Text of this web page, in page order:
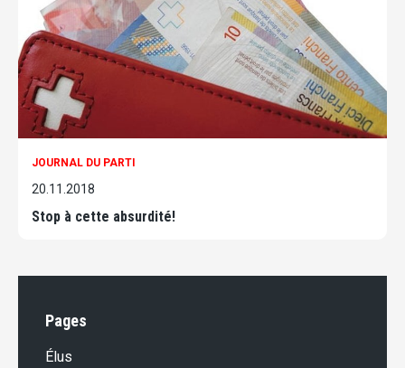
JOURNAL DU PARTI
20.11.2018
Stop à cette absurdité!
Pages
Élus